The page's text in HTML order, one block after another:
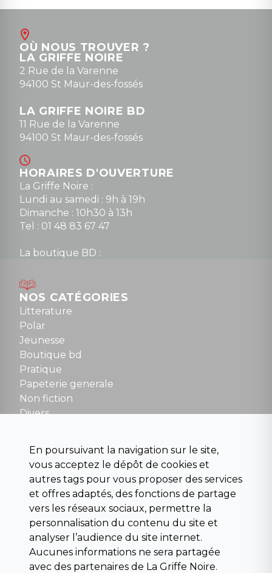
Août
contact@la-griffe-noire.com
0148836747
OÙ NOUS TROUVER ?
LA GRIFFE NOIRE
2 Rue de la Varenne
94100 St Maur-des-fossés
LA GRIFFE NOIRE BD
11 Rue de la Varenne
94100 St Maur-des-fossés
HORAIRES D'OUVERTURE
La Griffe Noire :
Lundi au samedi : 9h à 19h
Dimanche : 10h30 à 13h
Tel : 01 48 83 67 47
La boutique BD :
Mardi au samedi : 10h à 13h / 14h à 19h
Dimanche : 10h30 à 12h30
Tel : 01 48 89 13 88
Fermé le dimanche en Juillet et Août
NOUS CONTACTER
contact@la-griffe-noire.com
NOS CATÉGORIES
Litterature
Polar
Jeunesse
Boutique bd
Pratique
Papeterie generale
Non fiction
Divers
Para scolaire
Histoire
Pochoteque
Pleiade
INFORMATIONS
En poursuivant la navigation sur le site,
vous acceptez le dépôt de cookies et
autres tags pour vous proposer des services
et offres adaptés, des fonctions de partage
vers les réseaux sociaux, permettre la
personnalisation du contenu du site et
analyser l’audience du site internet.
Aucunes informations ne sera partagée
avec des partenaires de La Griffe Noire.